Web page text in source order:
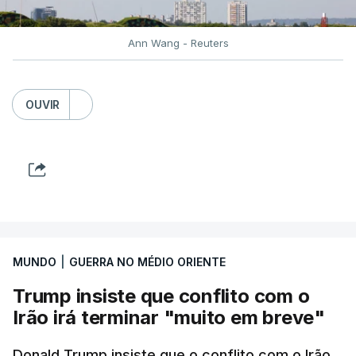
intensificam os ataques de longo alcance,
Crimeia Krasnodar Volgogrado
Wildberries
,Petersburgo
Ann Wang - Reuters
OUVIR
MUNDO GUERRA NO MÉDIO ORIENTE
Trump insiste que conflito com o
Irão irá terminar "muito em breve"